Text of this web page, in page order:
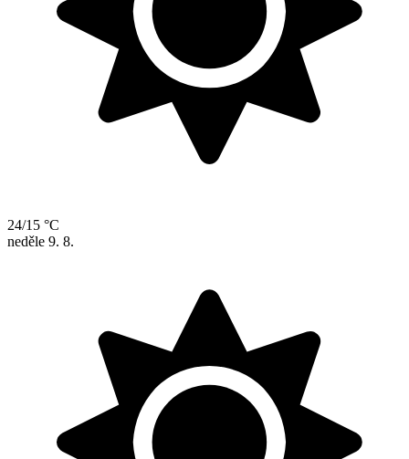
24/15 °C
neděle 9. 8.